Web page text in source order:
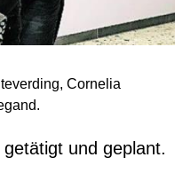
Cornelia
und geplant.